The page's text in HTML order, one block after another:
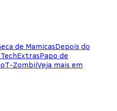
de MamicasDepois do
ExtrasPapo de
T-ZombiiVeja mais em